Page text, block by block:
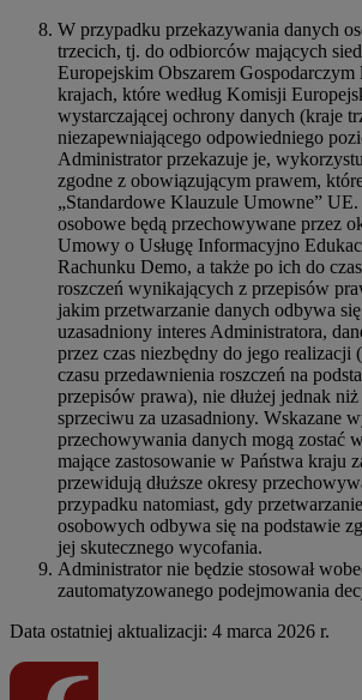
W przypadku przekazywania danych
trzecich, tj. do odbiorców mających
Europejskim Obszarem
krajach, które według Komisji
wystarczającej ochrony danych (kraje
niezapewniającego odpowiedniego
Administrator przekazuje je,
zgodne z obowiązującym prawem,
„Standardowe Klauzule Umowne” UE.
osobowe będą przechowywane przez
Umowy o Usługę Informacyjno
Rachunku Demo, a także po ich do
roszczeń wynikających z przepisów
jakim przetwarzanie danych odbywa
uzasadniony interes Administratora,
przez czas niezbędny do jego realizacji
czasu przedawnienia roszczeń na
przepisów prawa), nie dłużej jednak
sprzeciwu za uzasadniony. Wskazane
przechowywania danych mogą zostać
mające zastosowanie w Państwa kraju
przewidują dłuższe okresy
przypadku natomiast, gdy
osobowych odbywa się na podstawie
jej skutecznego wycofania.
Administrator nie będzie stosował
zautomatyzowanego podejmowania
Data ostatniej aktualizacji: 4 marca 2026 r.